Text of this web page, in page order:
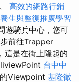
高效的網路行銷
養生與整復推廣學習
遊騎兵中心，您可
前往Trapper
這是在街上隆起的
台中中
Viewpoint 基隆徵